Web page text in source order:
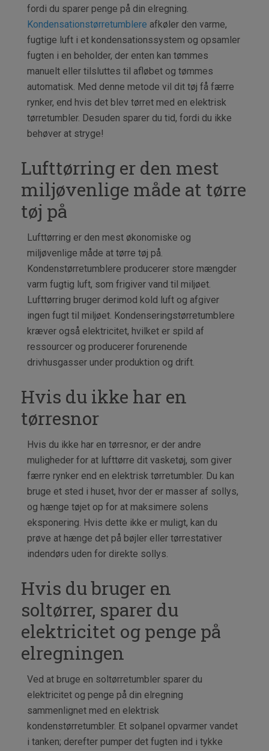
fordi du sparer penge på din elregning.
Kondensationstørretumblere afkøler den varme,
fugtige luft i et kondensationssystem og opsamler
fugten i en beholder, der enten kan tømmes
manuelt eller tilsluttes til afløbet og tømmes
automatisk. Med denne metode vil dit tøj få færre
rynker, end hvis det blev tørret med en elektrisk
tørretumbler. Desuden sparer du tid, fordi du ikke
behøver at stryge!
Lufttørring er den mest
miljøvenlige måde at tørre
tøj på
Lufttørring er den mest økonomiske og
miljøvenlige måde at tørre tøj på.
Kondenstørretumblere producerer store mængder
varm fugtig luft, som frigiver vand til miljøet.
Lufttørring bruger derimod kold luft og afgiver
ingen fugt til miljøet. Kondenseringstørretumblere
kræver også elektricitet, hvilket er spild af
ressourcer og producerer forurenende
drivhusgasser under produktion og drift.
Hvis du ikke har en
tørresnor
Hvis du ikke har en tørresnor, er der andre
muligheder for at lufttørre dit vasketøj, som giver
færre rynker end en elektrisk tørretumbler. Du kan
bruge et sted i huset, hvor der er masser af sollys,
og hænge tøjet op for at maksimere solens
eksponering. Hvis dette ikke er muligt, kan du
prøve at hænge det på bøjler eller tørrestativer
indendørs uden for direkte sollys.
Hvis du bruger en
soltørrer, sparer du
elektricitet og penge på
elregningen
Ved at bruge en soltørretumbler sparer du
elektricitet og penge på din elregning
sammenlignet med en elektrisk
kondenstørretumbler. Et solpanel opvarmer vandet
i tanken; derefter pumper det fugten ind i tykke